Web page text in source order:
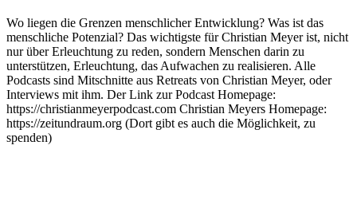
Wo liegen die Grenzen menschlicher Entwicklung? Was ist das
menschliche Potenzial? Das wichtigste für Christian Meyer ist, nicht
nur über Erleuchtung zu reden, sondern Menschen darin zu
unterstützen, Erleuchtung, das Aufwachen zu realisieren. Alle
Podcasts sind Mitschnitte aus Retreats von Christian Meyer, oder
Interviews mit ihm. Der Link zur Podcast Homepage:
https://christianmeyerpodcast.com Christian Meyers Homepage:
https://zeitundraum.org (Dort gibt es auch die Möglichkeit, zu
spenden)